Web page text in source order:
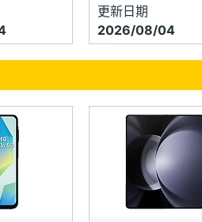
９－１７號(彩券行隔壁)
更新日期
2026/08/04